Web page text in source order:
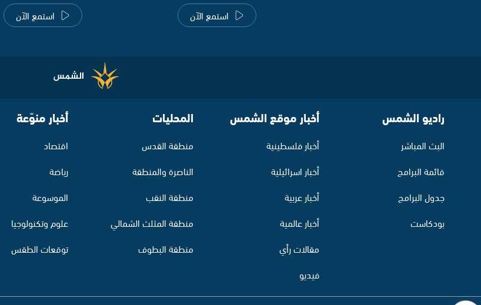
استمع الآن استمع الآن
راديو الشمس
البث المباشر
قائمة البرامج
جدول البرامج
بودكاست
أخبار موقع الشمس
أخبار فلسطينية
أخبار اسرائيلية
أخبار عربية
أخبار عالمية
مقالات رأي
فيديو
المحليات
منطقة القدس
الناصرة والمنطقة
منطقة النقب
منطقة المثلث الشمالي
منطقة البطوف
أخبار منوّعة
اقتصاد
رياضة
الموسوعة
علوم وتكنولوجيا
توقعات الطقس